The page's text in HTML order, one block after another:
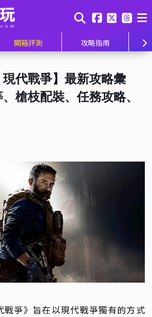
開箱評測 攻略指南
現代戰爭】最新攻略彙
槍枝配裝、任務攻略、
戰爭》旨在以現代戰爭獨有的方式